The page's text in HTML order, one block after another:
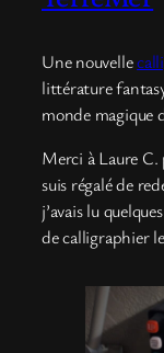
Une nouvelle
littérature
monde magique
Merci à Laure
suis régalé de
j’avais lu
de calligraphier